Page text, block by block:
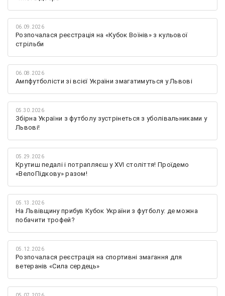
06.09.2026
Розпочалася реєстрація на «Кубок Воїнів» з кульової
стрільби
06.08.2026
Ампфутболісти зі всієї України змагатимуться у Львові
05.30.2026
Збірна України з футболу зустрінеться з уболівальниками у
Львові!
05.29.2026
Крутиш педалі і потрапляєш у XVI століття! Проїдемо
«ВелоПідкову» разом!
05.13.2026
На Львівщину прибув Кубок України з футболу: де можна
побачити трофей?
05.12.2026
Розпочалася реєстрація на спортивні змагання для
ветеранів «Сила сердець»